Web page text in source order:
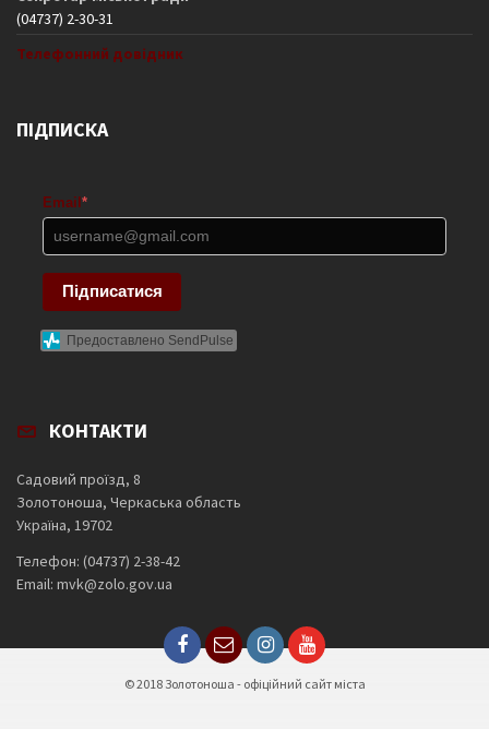
(04737) 2-30-31
Телефонний довідник
ПІДПИСКА
Email *
Підписатися
Предоставлено SendPulse
КОНТАКТИ
Садовий проїзд, 8
Золотоноша, Черкаська область
Україна, 19702
Телефон: (04737) 2-38-42
Email: mvk@zolo.gov.ua
© 2018 Золотоноша - офіційний сайт міста